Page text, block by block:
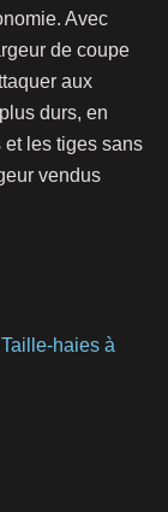
Avec
de coupe
aux
durs, en
les tiges sans
vendus
Taille-haies à